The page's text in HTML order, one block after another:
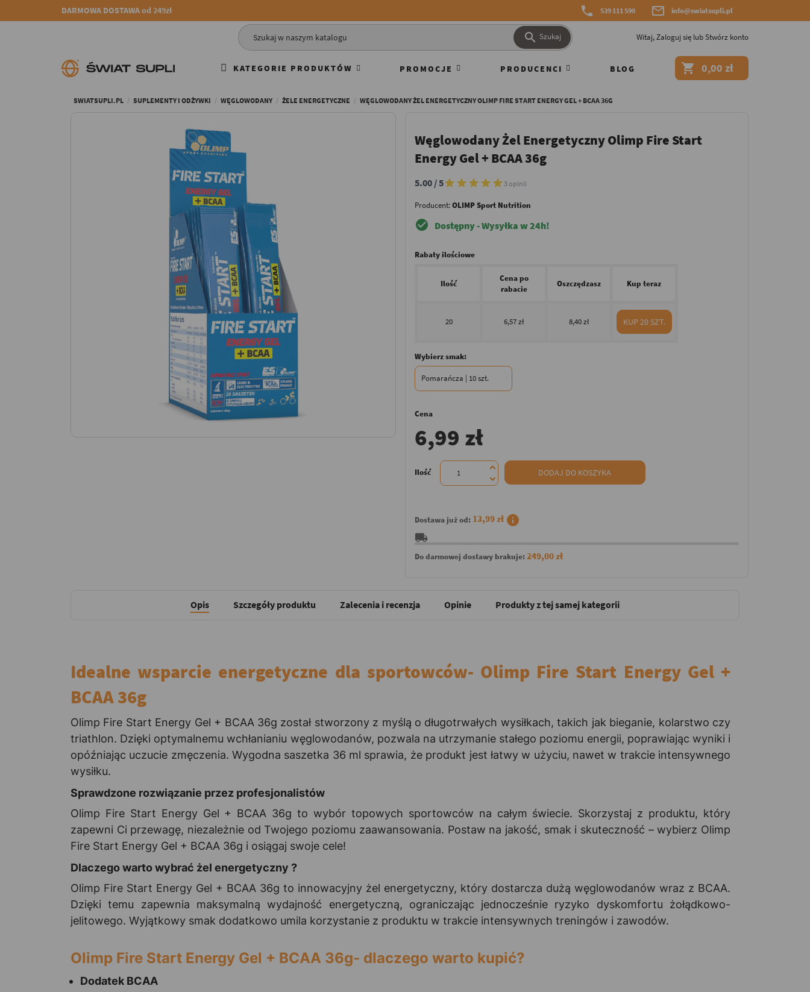
DARMOWA DOSTAWA od 249zł  539 111 590  info@swiatsupli.pl
 Szukaj Witaj,Zaloguj się lubStwórz konto
KATEGORIE PRODUKTÓW PROMOCJE PRODUCENCI BLOG  0,00 zł
SWIATSUPLI.PL SUPLEMENTY I ODŻYWKI WĘGLOWODANY ŻELE ENERGETYCZNE WĘGLOWODANY ŻEL ENERGETYCZNY OLIMP FIRE START ENERGY GEL + BCAA 36G
Węglowodany Żel Energetyczny Olimp Fire Start
Energy Gel + BCAA 36g
5.00 / 5 3 opinii
Producent:OLIMP Sport Nutrition
check_circle Dostępny - Wysyłka w 24h!
Rabaty ilościowe
Ilość
Cena po
rabacie
Oszczędzasz Kup teraz
20 6,57 zł 8,40 zł KUP 20 SZT.
Wybierz smak:
Cena
6,99 zł
Ilość DODAJ DO KOSZYKA
Dostawa już od: 13,99 zł info
local_shipping
Do darmowej dostawy brakuje: 249,00 zł
Opis Szczegóły produktu Zalecenia i recenzja Opinie Produkty z tej samej kategorii
Idealne wsparcie energetyczne dla sportowców- Olimp Fire Start Energy Gel +
BCAA 36g
Olimp Fire Start Energy Gel + BCAA 36g został stworzony z myślą o długotrwałych wysiłkach, takich jak bieganie, kolarstwo czy
triathlon. Dzięki optymalnemu wchłanianiu węglowodanów, pozwala na utrzymanie stałego poziomu energii, poprawiając wyniki i
opóźniając uczucie zmęczenia. Wygodna saszetka 36 ml sprawia, że produkt jest łatwy w użyciu, nawet w trakcie intensywnego
wysiłku.
Sprawdzone rozwiązanie przez profesjonalistów
Olimp Fire Start Energy Gel + BCAA 36g to wybór topowych sportowców na całym świecie. Skorzystaj z produktu, który
zapewni Ci przewagę, niezależnie od Twojego poziomu zaawansowania. Postaw na jakość, smak i skuteczność – wybierz Olimp
Fire Start Energy Gel + BCAA 36g i osiągaj swoje cele!
Dlaczego warto wybrać żel energetyczny ?
Olimp Fire Start Energy Gel + BCAA 36g to innowacyjny żel energetyczny, który dostarcza dużą węglowodanów wraz z BCAA.
Dzięki temu zapewnia maksymalną wydajność energetyczną, ograniczając jednocześnie ryzyko dyskomfortu żołądkowo-
jelitowego. Wyjątkowy smak dodatkowo umila korzystanie z produktu w trakcie intensywnych treningów i zawodów.
Olimp Fire Start Energy Gel + BCAA 36g- dlaczego warto kupić?
Dodatek BCAA